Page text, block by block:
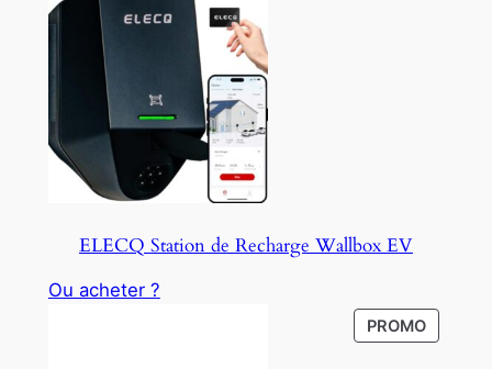
ELECQ Station de Recharge Wallbox EV
Ou acheter ?
PROMOP
R